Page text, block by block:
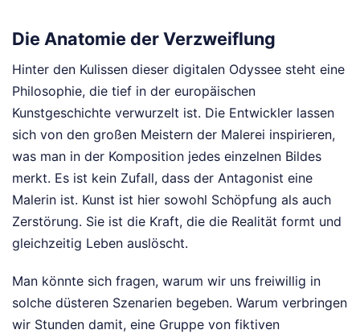
Die Anatomie der Verzweiflung
Hinter den Kulissen dieser digitalen Odyssee steht eine
Philosophie, die tief in der europäischen
Kunstgeschichte verwurzelt ist. Die Entwickler lassen
sich von den großen Meistern der Malerei inspirieren,
was man in der Komposition jedes einzelnen Bildes
merkt. Es ist kein Zufall, dass der Antagonist eine
Malerin ist. Kunst ist hier sowohl Schöpfung als auch
Zerstörung. Sie ist die Kraft, die die Realität formt und
gleichzeitig Leben auslöscht.
Man könnte sich fragen, warum wir uns freiwillig in
solche düsteren Szenarien begeben. Warum verbringen
wir Stunden damit, eine Gruppe von fiktiven